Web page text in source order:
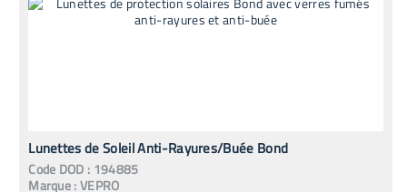
Lunettes de Soleil Anti-Rayures/Buée Bond
Code DOD : 194885
Marque :VEPRO